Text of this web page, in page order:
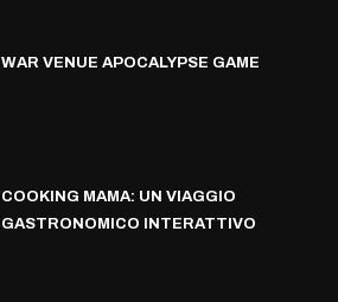
WAR VENUE APOCALYPSE GAME
COOKING MAMA: UN VIAGGIO
GASTRONOMICO INTERATTIVO